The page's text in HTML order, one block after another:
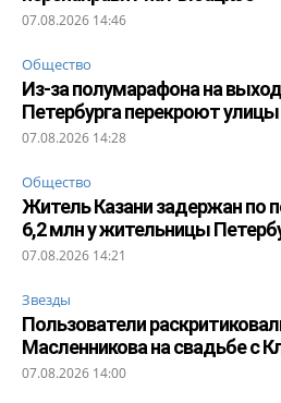
07.08.2026 14:46
Общество
Из-за полумарафона на
Петербурга перекроют улицы
07.08.2026 14:28
Общество
Житель Казани задержан по
6,2 млн у жительницы
07.08.2026 14:21
Звезды
Пользователи
Масленникова на свадьбе с
07.08.2026 14:00